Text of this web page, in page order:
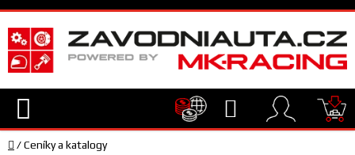
Přejít
na
obsah
Hledat
Domů
/Ceníky a katalogy